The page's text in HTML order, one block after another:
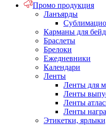
Промо продукция
Ланъярды
Карманы для
Браслеты
Брелоки
Ежедневники
Календари
Ленты
Ленты для
Ленты
Ленты
Ленты
Этикетки,